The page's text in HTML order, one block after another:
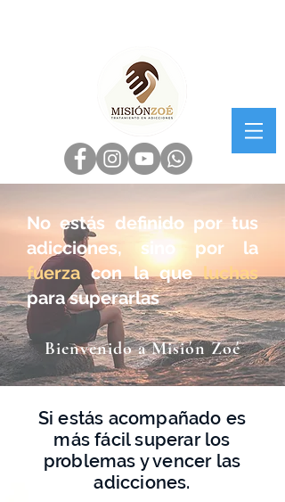
No estás definido por tus
adicciones, sino por la
fuerza con la queluchas
para superarlas
Bienvenido a Misión Zoé
Si estás acompañado es
más fácil superar los
problemas y vencer las
adicciones.